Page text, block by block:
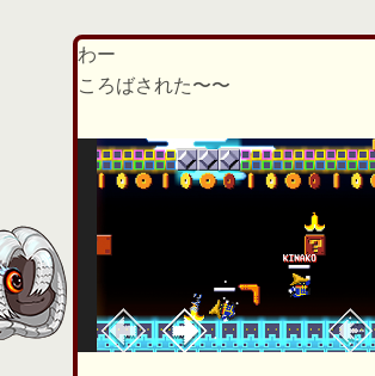
わー
ころばされた〜〜